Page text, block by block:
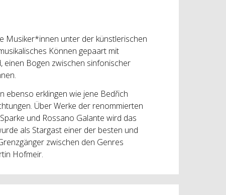
Musiker*innen unter der künstlerischen
Können gepaart mit
einen Bogen zwischen sinfonischer
ebenso erklingen wie jene Bedřich
Über Werke der renommierten
und Rossano Galante wird das
als Stargast einer der besten und
zwischen den Genres
Hofmeir.